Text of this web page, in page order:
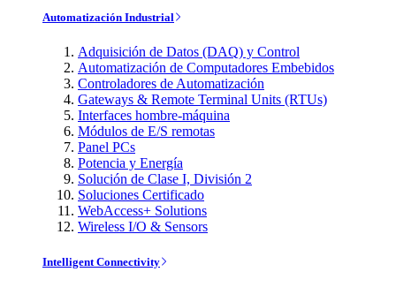
Automatización Industrial
Adquisición de Datos (DAQ) y Control
Automatización de Computadores Embebidos
Controladores de Automatización
Gateways & Remote Terminal Units (RTUs)
Interfaces hombre-máquina
Módulos de E/S remotas
Panel PCs
Potencia y Energía
Solución de Clase I, División 2
Soluciones Certificado
WebAccess+ Solutions
Wireless I/O & Sensors
Intelligent Connectivity